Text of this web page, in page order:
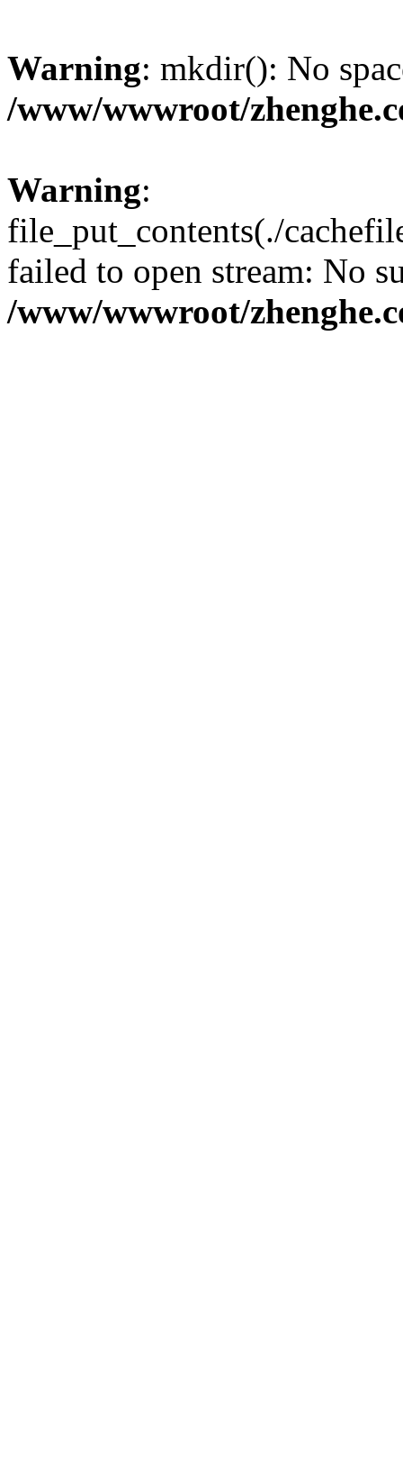
Warning: mkdir(): No
/www/wwwroot/
Warning:
file_put_contents(./
failed to open stream: No
/www/wwwroot/